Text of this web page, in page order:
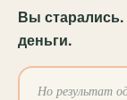
Вы
деньги.
Но результат